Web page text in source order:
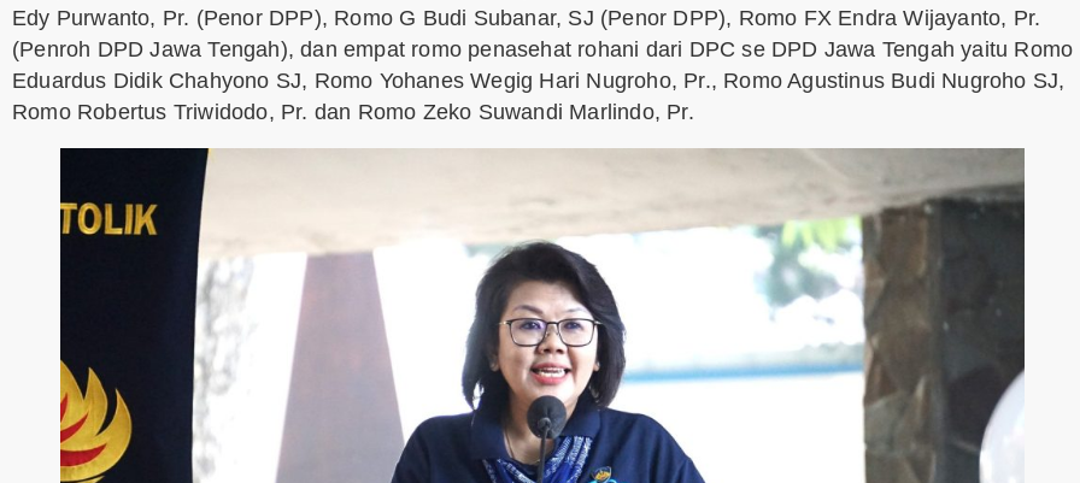
Edy Purwanto, Pr. (Penor DPP), Romo G Budi Subanar, SJ (Penor DPP), Romo FX Endra Wijayanto, Pr.
(Penroh DPD Jawa Tengah), dan empat romo penasehat rohani dari DPC se DPD Jawa Tengah yaitu Romo
Eduardus Didik Chahyono SJ, Romo Yohanes Wegig Hari Nugroho, Pr., Romo Agustinus Budi Nugroho SJ,
Romo Robertus Triwidodo, Pr. dan Romo Zeko Suwandi Marlindo, Pr.